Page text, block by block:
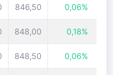
846,50 0,06%
848,00 0,18%
848,50 0,06%